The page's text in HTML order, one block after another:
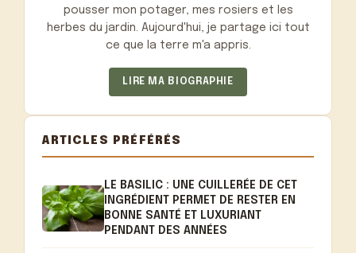
pousser mon potager, mes rosiers et les
herbes du jardin. Aujourd'hui, je partage ici tout
ce que la terre m'a appris.
LIRE MA BIOGRAPHIE
ARTICLES PRÉFÉRÉS
LE BASILIC : UNE CUILLERÉE DE CET
INGRÉDIENT PERMET DE RESTER EN
BONNE SANTÉ ET LUXURIANT
PENDANT DES ANNÉES